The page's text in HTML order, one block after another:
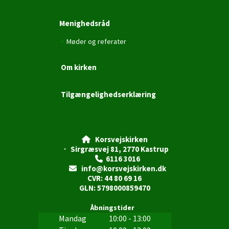
Menighedsråd
Møder og referater
Om kirken
Tilgængelighedserklæring
Korsvejskirken
· Sirgræsvej 81, 2770 Kastrup
 6116 3016

info@korsvejskirken.dk
CVR: 44 80 69 16
GLN: 5798000859470
Åbningstider
Mandag
10:00 - 13:00